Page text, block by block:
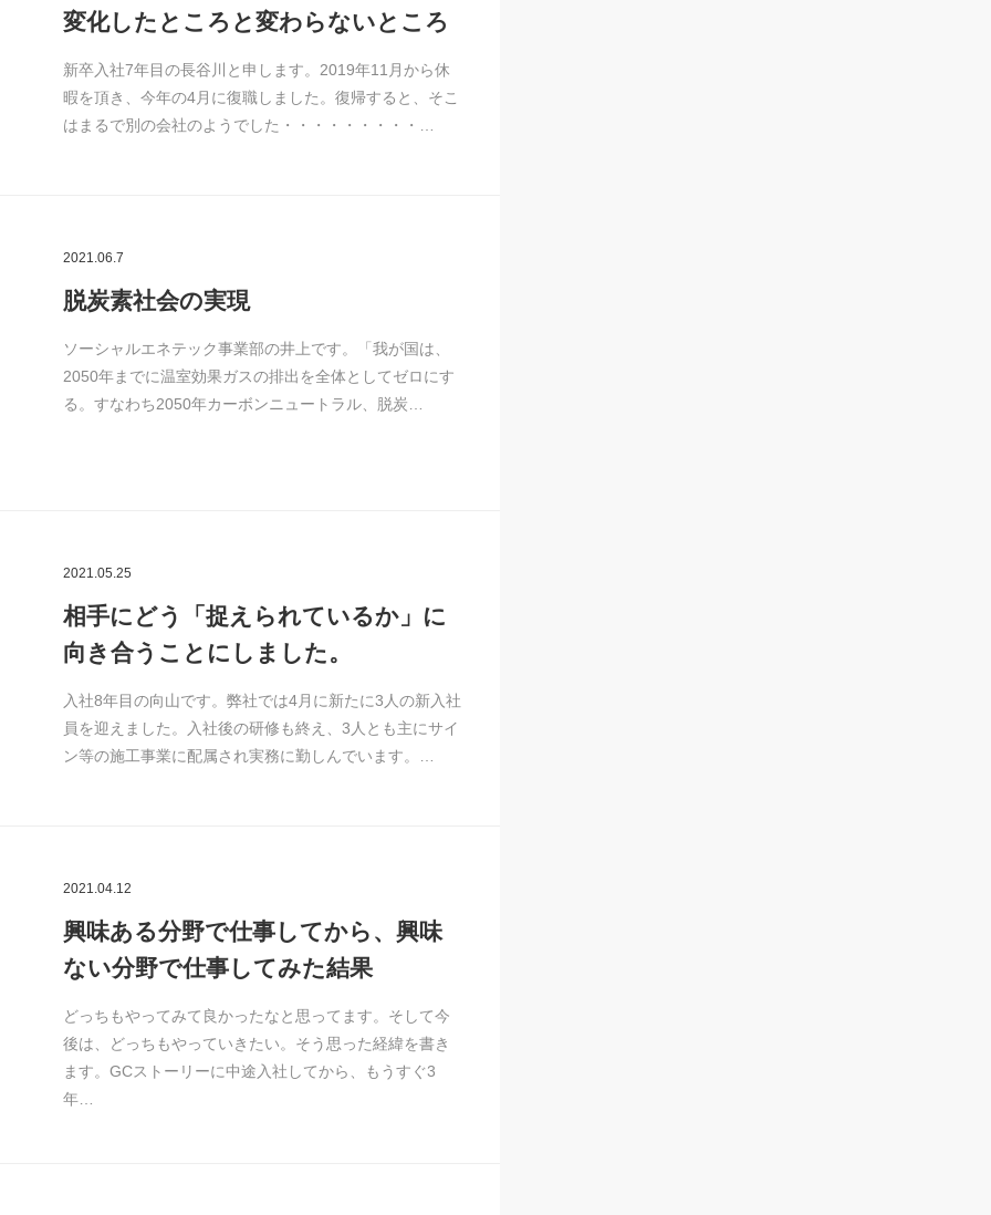
変化したところと変わらないところ
新卒入社7年目の長谷川と申します。2019年11月から休
暇を頂き、今年の4月に復職しました。復帰すると、そこ
はまるで別の会社のようでした・・・・・・・・・…
2021.06.7
脱炭素社会の実現
ソーシャルエネテック事業部の井上です。「我が国は、
2050年までに温室効果ガスの排出を全体としてゼロにす
る。すなわち2050年カーボンニュートラル、脱炭…
2021.05.25
相手にどう「捉えられているか」に
向き合うことにしました。
入社8年目の向山です。弊社では4月に新たに3人の新入社
員を迎えました。入社後の研修も終え、3人とも主にサイ
ン等の施工事業に配属され実務に勤しんでいます。…
2021.04.12
興味ある分野で仕事してから、興味
ない分野で仕事してみた結果
どっちもやってみて良かったなと思ってます。そして今
後は、どっちもやっていきたい。そう思った経緯を書き
ます。GCストーリーに中途入社してから、もうすぐ3
年…